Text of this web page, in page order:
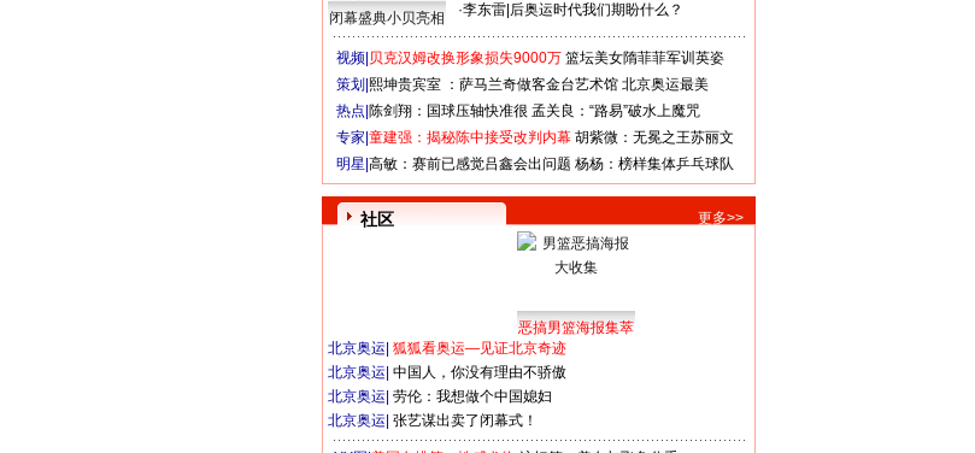
闭幕盛典小贝亮相
·李东雷 后奥运时代我们期盼什么？
视频| 贝克汉姆改换形象损失9000万 篮坛美女隋菲菲军训英姿
策划| 熙坤贵宾室 ：萨马兰奇做客金台艺术馆 北京奥运最美
热点| 陈剑翔：国球压轴快准很 孟关良：“路易”破水上魔咒
专家| 童建强：揭秘陈中接受改判内幕 胡紫微：无冕之王苏丽文
明星| 高敏：赛前已感觉吕鑫会出问题 杨杨：榜样集体乒乓球队
社区 更多>>
恶搞男篮海报集萃
北京奥运 狐狐看奥运—见证北京奇迹
北京奥运 中国人，你没有理由不骄傲
北京奥运 劳伦：我想做个中国媳妇
北京奥运 张艺谋出卖了闭幕式！